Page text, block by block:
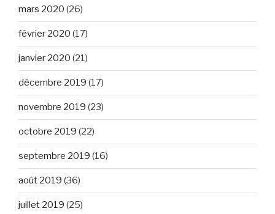
mars 2020 (26)
février 2020 (17)
janvier 2020 (21)
décembre 2019 (17)
novembre 2019 (23)
octobre 2019 (22)
septembre 2019 (16)
août 2019 (36)
juillet 2019 (25)